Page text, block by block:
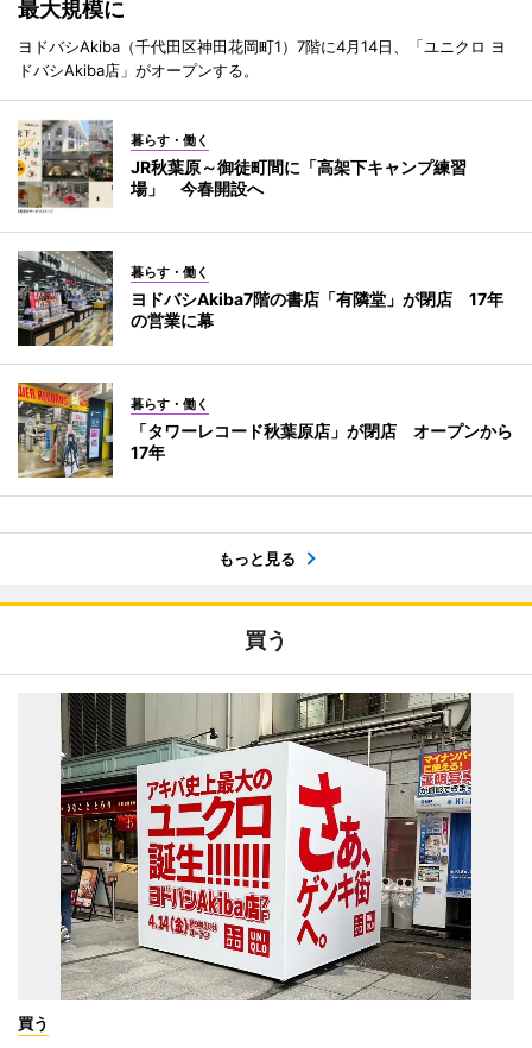
最大規模に
ヨドバシAkiba（千代田区神田花岡町1）7階に4月14日、「ユニクロ ヨ
ドバシAkiba店」がオープンする。
暮らす・働く
JR秋葉原～御徒町間に「高架下キャンプ練習
場」 今春開設へ
暮らす・働く
ヨドバシAkiba7階の書店「有隣堂」が閉店 17年
の営業に幕
暮らす・働く
「タワーレコード秋葉原店」が閉店 オープンから
17年
もっと見る
買う
買う